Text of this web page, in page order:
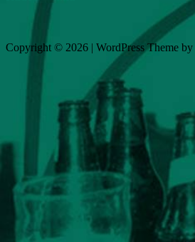
Copyright © 2026 | WordPress Theme by